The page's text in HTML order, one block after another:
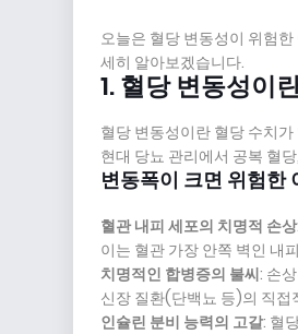
오늘은 혈당 변동성이 위험
세히 알아보겠습니다.
1. 혈당 변동성이
혈당 변동성이란 혈당 수치
현대 당뇨 관리에서 공복 혈
변동폭이 크면 위험한
혈관 내피 세포의 치명적 손상
이는 혈관 가장 안쪽 벽인 내
치명적인 합병증의 불씨: 손
신장 질환(단백뇨 등)의 직접
인슐린 분비 능력의 고갈: 혈